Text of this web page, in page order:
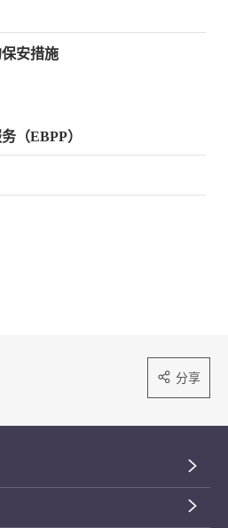
安措施
（EBPP）
分享